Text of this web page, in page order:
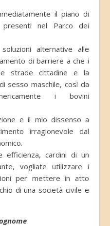
il piano di
nel Parco dei
alternative alle
di barriere a che i
strade cittadine e la
sesso maschile, così da
i bovini
e il mio dissenso a
irragionevole dal
efficienza, cardini di un
vogliate utilizzare i
per mettere in atto
di una società civile e